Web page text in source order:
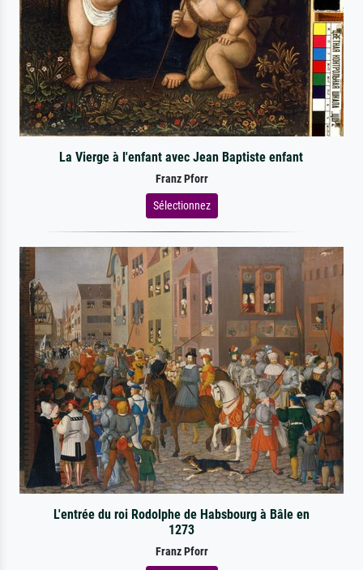
La Vierge à l'enfant avec Jean Baptiste enfant
Franz Pforr
Sélectionnez
L'entrée du roi Rodolphe de Habsbourg à Bâle en
1273
Franz Pforr